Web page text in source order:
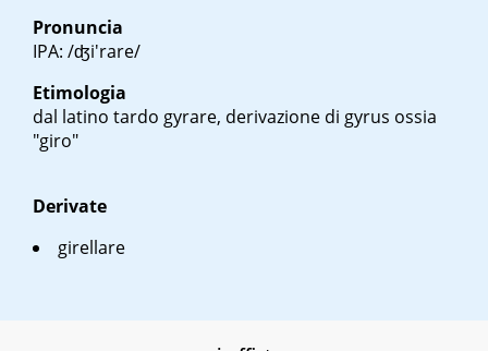
Pronuncia
IPA: /ʤi'rare/
Etimologia
dal latino tardo gyrare, derivazione di gyrus ossia
"giro"
Derivate
girellare